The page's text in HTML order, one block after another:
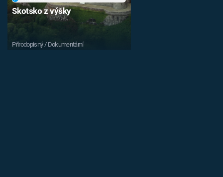
Skotsko z výšky
Přírodopisný / Dokumentární